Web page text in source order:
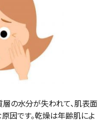
の水分が失われて、肌表面
因です。乾燥は年齢肌によ